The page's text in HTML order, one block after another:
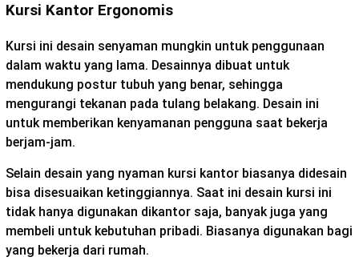
Kursi Kantor Ergonomis
Kursi ini desain senyaman mungkin untuk penggunaan
dalam waktu yang lama. Desainnya dibuat untuk
mendukung postur tubuh yang benar, sehingga
mengurangi tekanan pada tulang belakang. Desain ini
untuk memberikan kenyamanan pengguna saat bekerja
berjam-jam.
Selain desain yang nyaman kursi kantor biasanya didesain
bisa disesuaikan ketinggiannya. Saat ini desain kursi ini
tidak hanya digunakan dikantor saja, banyak juga yang
membeli untuk kebutuhan pribadi. Biasanya digunakan bagi
yang bekerja dari rumah.